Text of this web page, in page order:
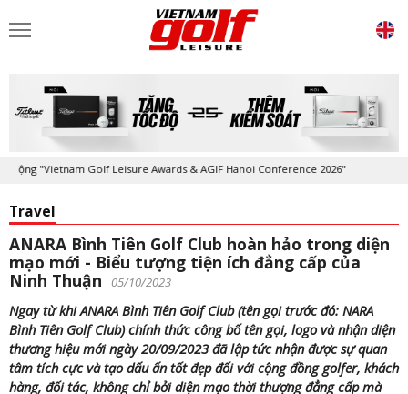
"Vietnam Golf Leisure Awards & AGIF Hanoi Conference 2026"
Travel
ANARA Bình Tiên Golf Club hoàn hảo trong diện
mạo mới - Biểu tượng tiện ích đẳng cấp của
Ninh Thuận
05/10/2023
Ngay từ khi ANARA Bình Tiên Golf Club (tên gọi trước đó: NARA
Bình Tiên Golf Club) chính thức công bố tên gọi, logo và nhận diện
thương hiệu mới ngày 20/09/2023 đã lập tức nhận được sự quan
tâm tích cực và tạo dấu ấn tốt đẹp đối với cộng đồng golfer, khách
hàng, đối tác, không chỉ bởi diện mạo thời thượng đẳng cấp mà